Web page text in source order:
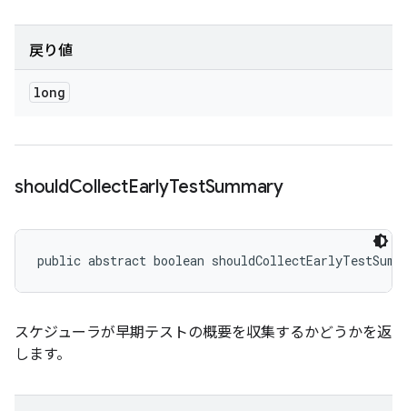
戻り値
long
shouldCollectEarlyTestSummary
public abstract boolean
スケジューラが早期テストの概要を収集するかどうかを返
します。